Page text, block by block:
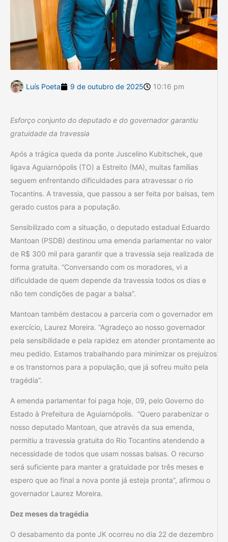
Luís Poeta 9 de outubro de 2025 10:16 pm
Esforço conjunto do deputado e do governador garantiu
gratuidade da travessia
Após a trágica queda da ponte Juscelino Kubitschek, que
ligava Aguiarnópolis (TO) a Estreito (MA), muitas famílias
seguem enfrentando dificuldades para atravessar o rio
Tocantins. A travessia, que passou a ser feita por balsas, tem
gerado custos para a população.
Sensibilizado com a situação, o deputado estadual Eduardo
Mantoan (PSDB) destinou uma emenda parlamentar no valor
de R$ 300 mil para garantir que a travessia seja realizada de
forma gratuita. “Conversando com os moradores, vi a
dificuldade de quem depende da travessia todos os dias e
não tem condições de pagar a balsa”.
Mantoan também destacou a parceria com o governador em
exercício, Laurez Moreira. “Agradeço ao nosso governador
pela sensibilidade e pela rapidez em atender prontamente ao
meu pedido. Estamos trabalhando para minimizar os prejuízos
e os transtornos para a população, que já sofreu muito pela
tragédia”.
A emenda parlamentar foi paga hoje, 09, pelo Governo do
Estado à Prefeitura de Aguiarnópolis. “Quero parabenizar o
nosso deputado Mantoan, que através da sua emenda,
permitiu a travessia gratuita do Rio Tocantins atendendo a
necessidade de todos que usam nossas balsas. O recurso
será suficiente para manter a gratuidade por três meses e
espero que ao final a nova ponte já esteja pronta”, afirmou o
governador Laurez Moreira.
Dez meses da tragédia
O desabamento da ponte JK ocorreu no dia 22 de dezembro